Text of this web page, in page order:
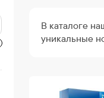
В каталоге
уникальные